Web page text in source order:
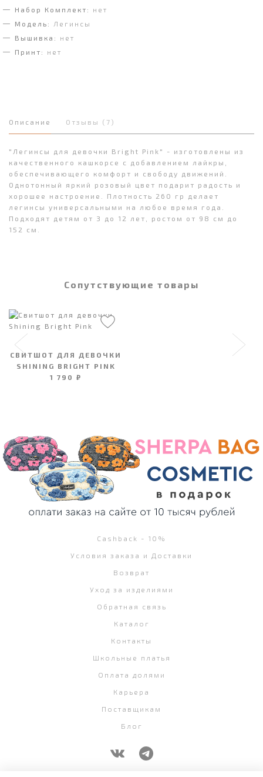
Набор Комплект:
нет
Модель:
Легинсы
Вышивка:
нет
Принт:
нет
Описание Отзывы (7)
"Легинсы для девочки Bright Pink" - изготовлены из
качественного кашкорсе с добавлением лайкры,
обеспечивающего комфорт и свободу движений.
Однотонный яркий розовый цвет подарит радость и
хорошее настроение. Плотность 260 гр делает
легинсы универсальными на любое время года.
Подходят детям от 3 до 12 лет, ростом от 98 см до
152 см.
Сопутствующие товары
СВИТШОТ ДЛЯ ДЕВОЧКИ
SHINING BRIGHT PINK
1 790 ₽
Cashback - 10%
Условия заказа и Доставки
Возврат
Уход за изделиями
Обратная связь
Каталог
Контакты
Школьные платья
Оплата долями
Карьера
Поставщикам
Блог